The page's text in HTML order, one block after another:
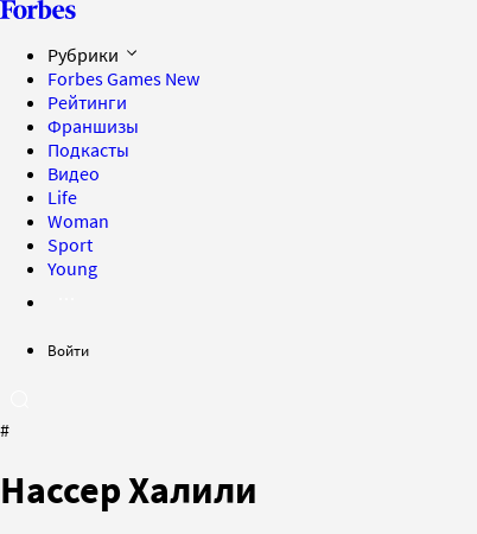
Рубрики
Forbes Games New
Рейтинги
Франшизы
Подкасты
Видео
Life
Woman
Sport
Young
Войти
#
Нассер Халили